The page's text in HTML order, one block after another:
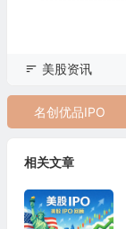
美股资讯
名创优品IPO
相关文章